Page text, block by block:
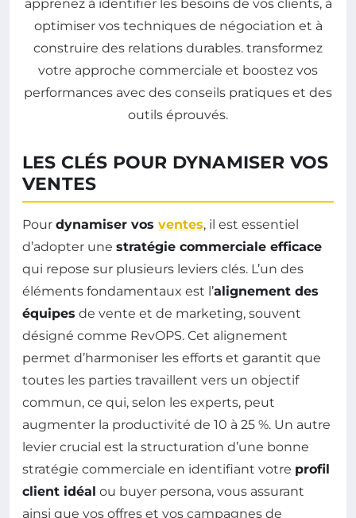
LES CLÉS POUR DYNAMISER VOS
VENTES
Pour dynamiser vos ventes, il est essentiel
d’adopter une stratégie commerciale efficace
qui repose sur plusieurs leviers clés. L’un des
éléments fondamentaux est l’alignement des
équipes de vente et de marketing, souvent
désigné comme RevOPS. Cet alignement
permet d’harmoniser les efforts et garantit que
toutes les parties travaillent vers un objectif
commun, ce qui, selon les experts, peut
augmenter la productivité de 10 à 25 %. Un autre
levier crucial est la structuration d’une bonne
stratégie commerciale en identifiant votre profil
client idéal ou buyer persona, vous assurant
ainsi que vos offres et vos campagnes de